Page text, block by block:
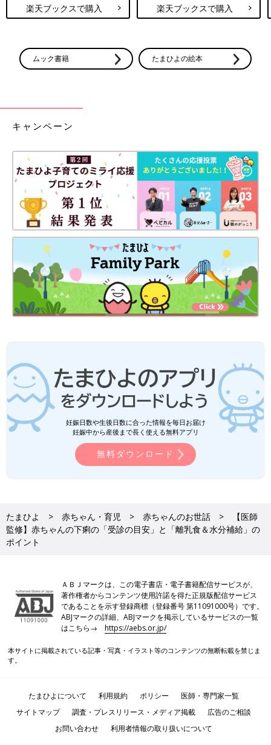
楽天ブックスで購入 楽天ブックスで購入
ムック書籍 たまひよの絵本
キャンペーン
妊娠日数や生後日数に合った情報を毎日お届け
妊娠中から産後まで長く使える無料アプリ
無料ダウンロード
たまひよ 赤ちゃん・育児 赤ちゃんのお世話
【医師
監修】赤ちゃんの下痢の「受診の目安」と「離乳食＆水分補給」の
ポイント
ＡＢＪマークは、この電子書店・電子書籍配信サービスが、
著作権者からコンテンツ使用許諾を得た正規版配信サービス
であることを示す登録商標（登録番号 第11091000号）です。
ABJマークの詳細、ABJマークを掲示しているサービスの一覧
はこちら→https://aebs.or.jp/
本サイトに掲載されている記事・写真・イラスト等のコンテンツの無断転載を禁じま
す。
たまひよについて 利用規約 ポリシー
医師・専門家一覧
サイトマップ
調査・プレスリリース・メディア掲載
広告のご相談
お問い合わせ
利用者情報の取り扱いについて